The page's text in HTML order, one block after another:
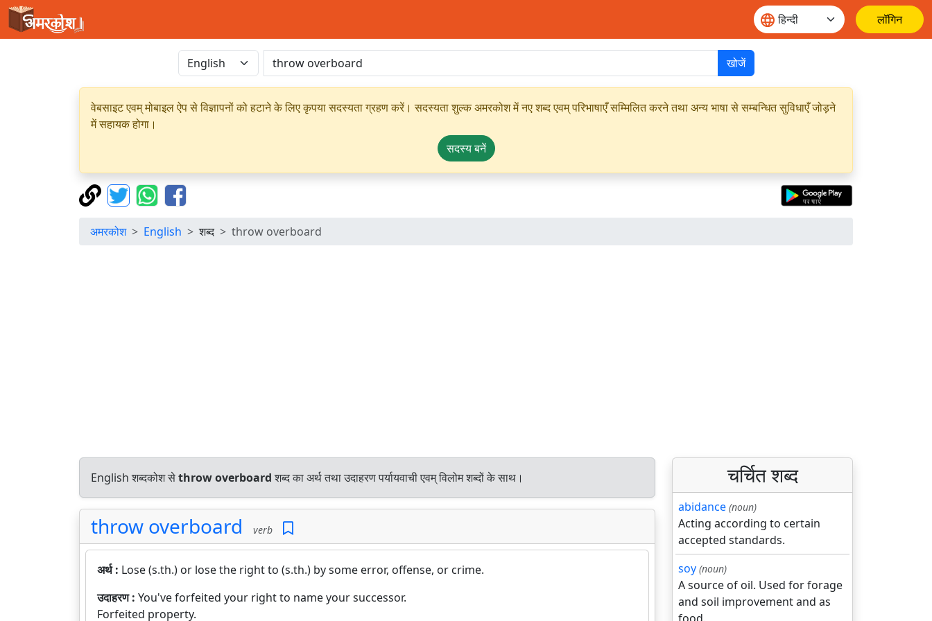
लॉगिन
खोजें
वेबसाइट एवम् मोबाइल ऐप से विज्ञापनों को हटाने के लिए कृपया सदस्यता ग्रहण करें। सदस्यता शुल्क अमरकोश में नए शब्द एवम् परिभाषाएँ सम्मिलित करने तथा अन्य भाषा से सम्बन्धित सुविधाएँ जोड़ने
में सहायक होगा।
सदस्य बनें
अमरकोश English शब्द throw overboard
English शब्दकोश सेthrow overboardशब्द का अर्थ तथा उदाहरण पर्यायवाची एवम् विलोम शब्दों के साथ।
throw overboard verb
अर्थ : Lose (s.th.) or lose the right to (s.th.) by some error, offense, or crime.
उदाहरण : You've forfeited your right to name your successor.
Forfeited property.
चर्चित शब्द
abidance (noun)
Acting according to certain
accepted standards.
soy (noun)
A source of oil. Used for forage
and soil improvement and as